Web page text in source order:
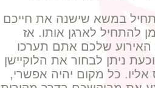
במשא שישנה את חייכם
להתחיל לארגן אותו. אז
שלכם אתם תערכו
ניתן לבחור את הלוקיישן
כל מקום יהיה אפשרי,